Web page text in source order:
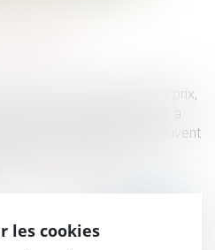
pour non-paiement du prix,
dans leur intérêt propre et à
de rénovation, ne peuvent
sur le fondement de
les cookies